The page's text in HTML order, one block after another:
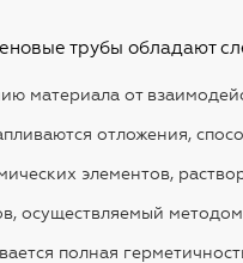
трубы обладают
материала от
отложения,
элементов,
осуществляемый
полная